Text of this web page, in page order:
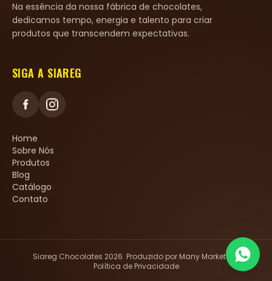
Na essência da nossa fábrica de chocolates,
dedicamos tempo, energia e talento para criar
produtos que transcendem expectativas.
SIGA A SIAREG
Home
Sobre Nós
Produtos
Blog
Catálogo
Contato
Siareg Chocolates 2026. Produzido por Many Marketing.
Política de Privacidade